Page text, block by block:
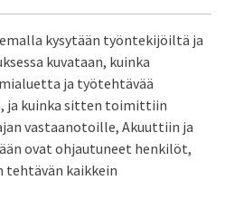
kysytään työntekijöiltä ja
kuvataan, kuinka
ja työtehtävää
kuinka sitten toimittiin
vastaanotoille, Akuuttiin ja
ovat ohjautuneet henkilöt,
tehtävän kaikkein